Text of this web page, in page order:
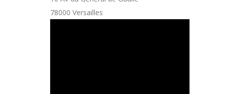
78000 Versailles